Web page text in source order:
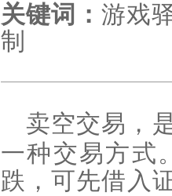
关键词： 游戏
制
卖空交易，
一种交易方式
跌，可先借入